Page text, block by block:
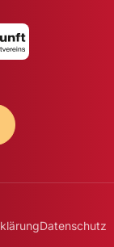
Datenschutz